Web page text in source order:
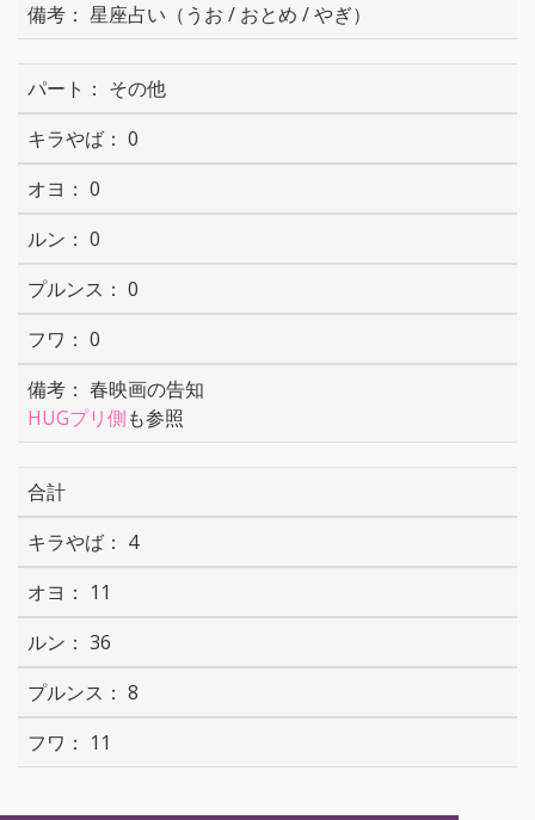
星座占い（うお / おとめ / やぎ）
その他
0
0
0
0
0
春映画の告知
HUGプリ側も参照
合計
4
11
36
8
11